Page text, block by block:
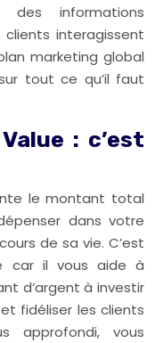
informations
interagissent
marketing global
tout ce qu’il faut
: c’est
le montant total
dans votre
de sa vie. C’est
car il vous aide à
d’argent à investir
fidéliser les clients
approfondi, vous